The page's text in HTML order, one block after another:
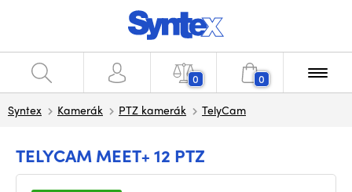
0 0
Syntex Kamerák PTZ kamerák TelyCam
TELYCAM MEET+ 12 PTZ